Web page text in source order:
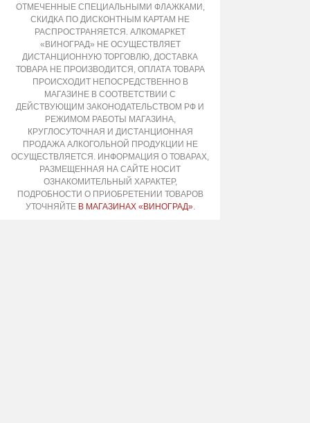
ОТМЕЧЕННЫЕ СПЕЦИАЛЬНЫМИ ФЛАЖКАМИ,
СКИДКА ПО ДИСКОНТНЫМ КАРТАМ НЕ
РАСПРОСТРАНЯЕТСЯ. АЛКОМАРКЕТ
«ВИНОГРАД» НЕ ОСУЩЕСТВЛЯЕТ
ДИСТАНЦИОННУЮ ТОРГОВЛЮ, ДОСТАВКА
ТОВАРА НЕ ПРОИЗВОДИТСЯ, ОПЛАТА ТОВАРА
ПРОИСХОДИТ НЕПОСРЕДСТВЕННО В
МАГАЗИНЕ В СООТВЕТСТВИИ С
ДЕЙСТВУЮЩИМ ЗАКОНОДАТЕЛЬСТВОМ РФ И
РЕЖИМОМ РАБОТЫ МАГАЗИНА,
КРУГЛОСУТОЧНАЯ И ДИСТАНЦИОННАЯ
ПРОДАЖА АЛКОГОЛЬНОЙ ПРОДУКЦИИ НЕ
ОСУЩЕСТВЛЯЕТСЯ. ИНФОРМАЦИЯ О ТОВАРАХ,
РАЗМЕЩЕННАЯ НА САЙТЕ НОСИТ
ОЗНАКОМИТЕЛЬНЫЙ ХАРАКТЕР,
ПОДРОБНОСТИ О ПРИОБРЕТЕНИИ ТОВАРОВ
УТОЧНЯЙТЕ В МАГАЗИНАХ «ВИНОГРАД».